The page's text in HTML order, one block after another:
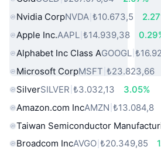
Nvidia CorpNVDA ₺10.673,5
Apple Inc.AAPL ₺14.939,38
Alphabet Inc Class AGOOGL
Microsoft CorpMSFT ₺23.823,66
SilverSILVER ₺3.032,13
3.05%
Amazon.com IncAMZN ₺13.084,8
Taiwan Semiconductor
Broadcom IncAVGO ₺20.349,85